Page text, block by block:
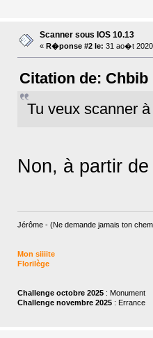
Scanner sous IOS 10.13
« R�ponse #2 le: 31 ao�t
Citation de:
Tu veux scanner
Non, à partir
Jérôme - (Ne demande jamais ton
Mon siiiite
Florilège
Challenge octobre 2025: Monument
Challenge novembre 2025: Errance